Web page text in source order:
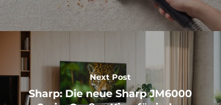
Next Post
Sharp: Die neue Sharp JM6000